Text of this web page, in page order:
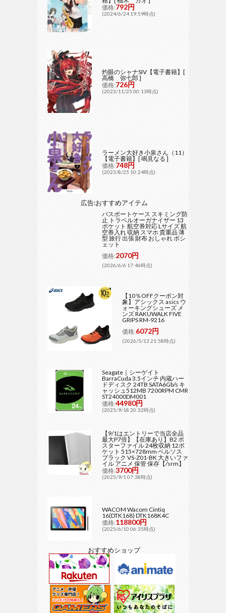
価格:792円
(2024/6/24 19:59時点)
灼眼のシャナSIV【電子書籍】[
高橋 弥七郎 ]
価格:726円
(2023/11/25 00:13時点)
ラーメン大好き小泉さん（11）
【電子書籍】[ 鳴見なる ]
価格:748円
(2023/8/25 10:24時点)
広告:おすすめアイテム
パスポートケース スキミング防
止 トラベルオーガナイザー 13
ポケット 航空券対応 Lサイズ 航
空券入れ 収納 スマホ 貴重品 薄
型 旅行 出張 財布 おしゃれ ポシ
ェット
価格:2070円
(2026/6/6 17:46時点)
【10％OFFクーポン対
象】アシックス asics ウ
ォーキングシューズ メ
ンズ RAKUWALK FIVE
GRIPS RM-9216
価格:6072円
(2026/5/13 21:58時点)
Seagate｜シーゲイト
BarraCuda 3.5インチ 内蔵ハー
ドディスク 24TB SATA6Gb/s キ
ャッシュ512MB 7200RPM CMR
ST24000DM001
価格:44980円
(2025/9/18 20:32時点)
【9/1はエントリーで当店全品
最大P7倍】【在庫あり】B2 ポ
スターファイル 24枚収納 12ポ
ケット 515×728mm ベルソス
ブラック VS-Z01-BK 大きいファ
イル アニメ 保管 保存【/srm】
価格:3700円
(2025/9/1 07:38時点)
WACOM Wacom Cintiq
16(DTK168) DTK168K4C
価格:118800円
(2025/6/10 06:35時点)
おすすめショップ